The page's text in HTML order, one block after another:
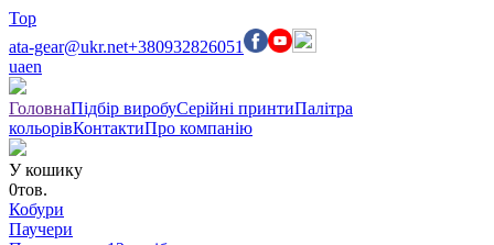
Top
ata-gear@ukr.net+380932826051
uaen
ГоловнаПідбір виробуСерійні принтиПалітра
кольорівКонтактиПро компанію
У кошику
0тов.
Кобури
Паучери